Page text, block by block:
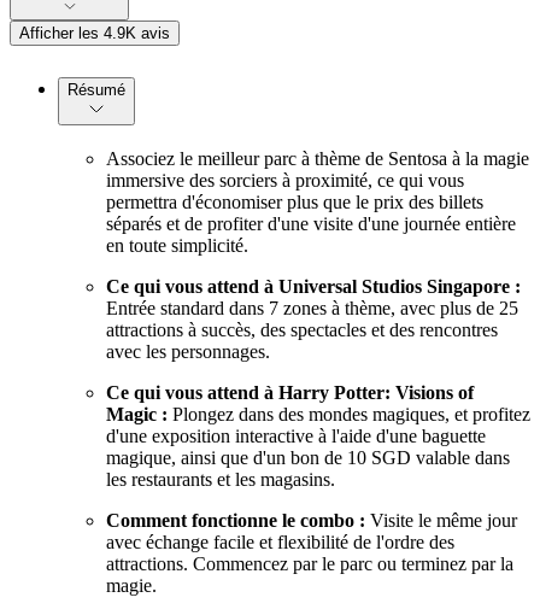
Afficher les 4.9K avis
Résumé
Associez le meilleur parc à thème de Sentosa à la magie
immersive des sorciers à proximité, ce qui vous
permettra d'économiser plus que le prix des billets
séparés et de profiter d'une visite d'une journée entière
en toute simplicité.
Ce qui vous attend à Universal Studios Singapore :
Entrée standard dans 7 zones à thème, avec plus de 25
attractions à succès, des spectacles et des rencontres
avec les personnages.
Ce qui vous attend à Harry Potter: Visions of
Magic : Plongez dans des mondes magiques, et profitez
d'une exposition interactive à l'aide d'une baguette
magique, ainsi que d'un bon de 10 SGD valable dans
les restaurants et les magasins.
Comment fonctionne le combo : Visite le même jour
avec échange facile et flexibilité de l'ordre des
attractions. Commencez par le parc ou terminez par la
magie.